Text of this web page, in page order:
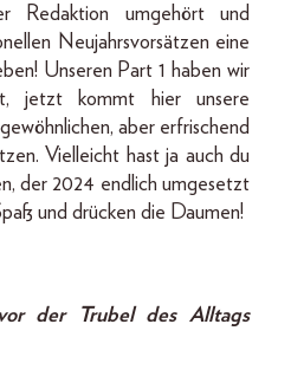
Redaktion umgehört und
Neujahrsvorsätzen eine
Unseren Part 1 haben wir
jetzt kommt hier unsere
aber erfrischend
Vielleicht hast ja auch du
der 2024 endlich umgesetzt
und drücken die Daumen!
der Trubel des Alltags